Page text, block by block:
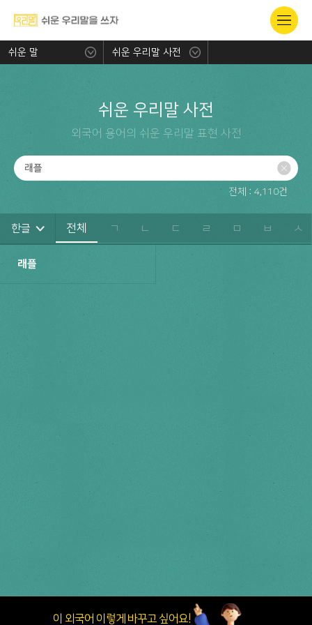
쉬운 말 쉬운 우리말 사전
쉬운 우리말 사전
외국어 용어의 쉬운 우리말 표현 사전
전체 : 4,110건
한글 전체 ㄱ ㄴ ㄷ ㄹ ㅁ ㅂ ㅅ
래플
이 외국어 이렇게 바꾸고 싶어요!